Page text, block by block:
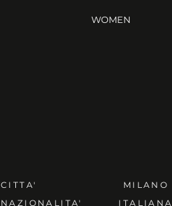
WOMEN
ITALIANA
MILANO
NAZIONALITA'
CITTA'